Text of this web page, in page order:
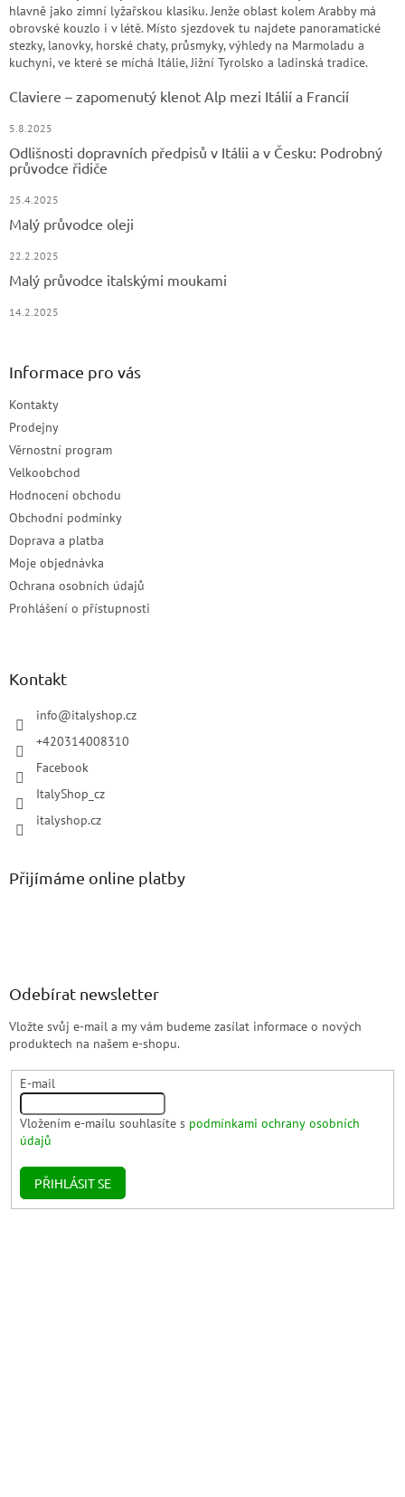
hlavně jako zimní lyžařskou klasiku. Jenže oblast kolem Arabby má
obrovské kouzlo i v létě. Místo sjezdovek tu najdete panoramatické
stezky, lanovky, horské chaty, průsmyky, výhledy na Marmoladu a
kuchyni, ve které se míchá Itálie, Jižní Tyrolsko a ladinská tradice.
Claviere – zapomenutý klenot Alp mezi Itálií a Francií
5.8.2025
Odlišnosti dopravních předpisů v Itálii a v Česku: Podrobný
průvodce řidiče
25.4.2025
Malý průvodce oleji
22.2.2025
Malý průvodce italskými moukami
14.2.2025
Informace pro vás
Kontakty
Prodejny
Věrnostní program
Velkoobchod
Hodnocení obchodu
Obchodní podmínky
Doprava a platba
Moje objednávka
Ochrana osobních údajů
Prohlášení o přístupnosti
Kontakt
info@italyshop.cz
+420314008310
Facebook
ItalyShop_cz
italyshop.cz
Přijímáme online platby
Odebírat newsletter
Vložte svůj e-mail a my vám budeme zasílat informace o nových
produktech na našem e-shopu.
E-mail
Vložením e-mailu souhlasíte s podmínkami ochrany osobních
údajů
PŘIHLÁSIT SE